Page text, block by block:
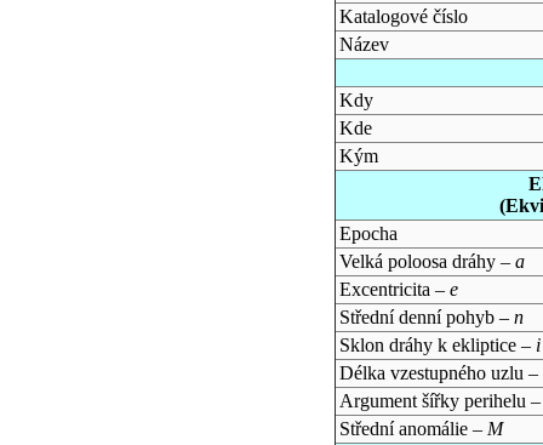
Katalogové číslo
Název
Kdy
Kde
Kým
Epocha
Velká poloosa dráhy – a
Excentricita – e
Střední denní pohyb – n
Sklon dráhy k ekliptice – i
Délka vzestupného uzlu –
Argument šířky perihelu
Střední anomálie – M